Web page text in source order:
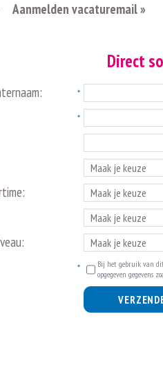
Aanmelden vacaturemail »
Direct
Bij het gebruik van
opgegeven gegevens